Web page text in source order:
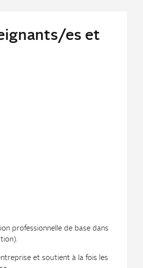
es et
professionnelle de base dans
et soutient à la fois les